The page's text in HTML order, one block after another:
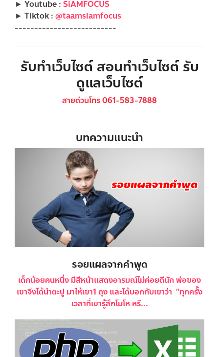
► Youtube : SiAMFOCUS
► Tiktok : @taamsiamfocus
--------------------------
รับทำเว็บไซต์ สอนทำเว็บไซต์ รับ
ดูแลเว็บไซต์
สายด่วนโทร 061-583-7888
บทความแนะนำ
รอยแผลจากคำพูด
เด็กน้อยคนหนึ่ง มีสีหน้าแสดงอารมณ์ไม่ค่อยดีนัก พ่อของ
เขาจึงได้นำตะปู มาให้เขา1 ถุง และได้บอกกับเขาว่า "ทุกครั้ง
เวลาที่เขารู้สึกโมโห หรื...